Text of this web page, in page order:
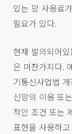
있는 망 사용료
필요가 있다.
현재 발의되어
은 마찬가지다.
기통신사업법
신망의 이용 또
적인 조건 또는
표현을 사용하